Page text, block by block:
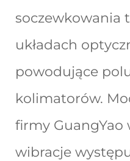
soczewkowania
układach
powodujące
kolimatorów.
firmy GuangYao
wibracje